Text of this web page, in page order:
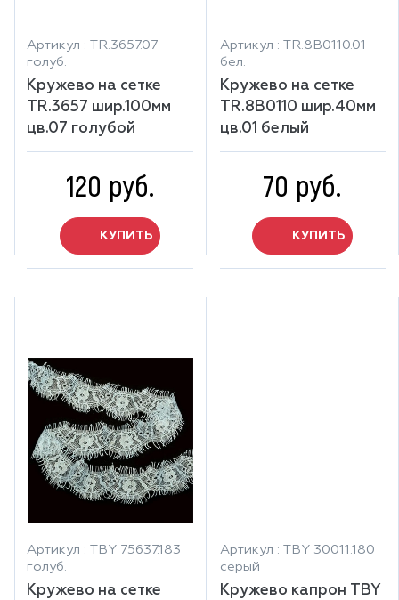
Артикул : TR.3657.07
голуб.
Кружево на сетке
TR.3657 шир.100мм
цв.07 голубой
120 руб.
КУПИТЬ
Артикул : TR.8B0110.01
бел.
Кружево на сетке
TR.8B0110 шир.40мм
цв.01 белый
70 руб.
КУПИТЬ
Артикул : TBY 75637.183
голуб.
Кружево на сетке
Артикул : TBY 30011.180
серый
Кружево капрон TBY